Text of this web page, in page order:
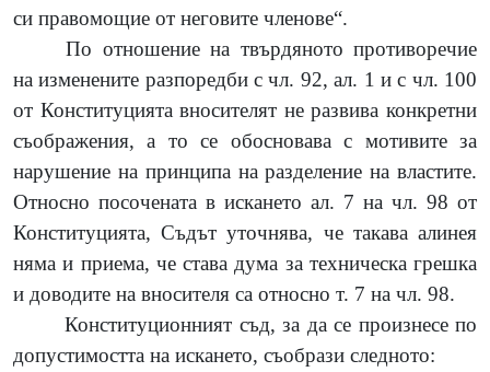
си правомощие от неговите членове“.
По отношение на твърдяното противоречие
на изменените разпоредби с чл. 92, ал. 1 и с чл. 100
от Конституцията вносителят не развива конкретни
съображения, а то се обосновава с мотивите за
нарушение на принципа на разделение на властите.
Относно посочената в искането ал. 7 на чл. 98 от
Конституцията, Съдът уточнява, че такава алинея
няма и приема, че става дума за техническа грешка
и доводите на вносителя са относно т. 7 на чл. 98.
Конституционният съд, за да се произнесе по
допустимостта на искането, съобрази следното: